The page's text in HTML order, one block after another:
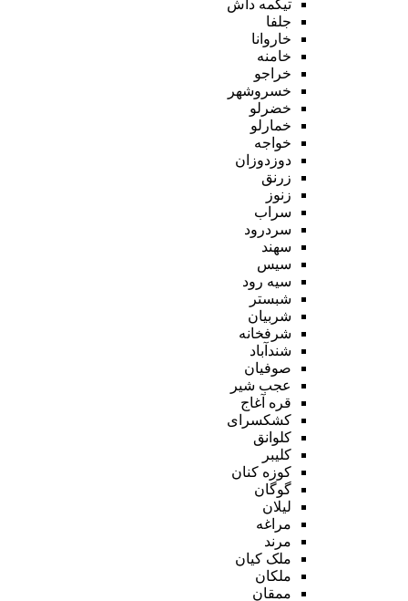
تیکمه داش
جلفا
خاروانا
خامنه
خراجو
خسروشهر
خضرلو
خمارلو
خواجه
دوزدوزان
زرنق
زنوز
سراب
سردرود
سهند
سیس
سیه رود
شبستر
شربیان
شرفخانه
شندآباد
صوفیان
عجب شیر
قره آغاج
کشکسرای
کلوانق
کلیبر
کوزه کنان
گوگان
لیلان
مراغه
مرند
ملک کیان
ملکان
ممقان